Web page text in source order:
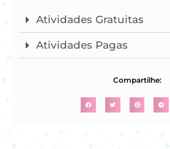
Atividades Gratuitas
Atividades Pagas
Compartilhe: